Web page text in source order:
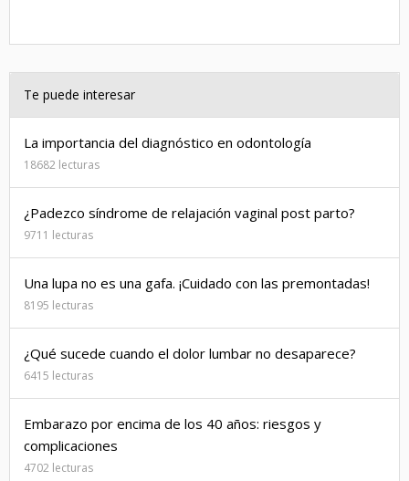
Te puede interesar
La importancia del diagnóstico en odontología
18682 lecturas
¿Padezco síndrome de relajación vaginal post parto?
9711 lecturas
Una lupa no es una gafa. ¡Cuidado con las premontadas!
8195 lecturas
¿Qué sucede cuando el dolor lumbar no desaparece?
6415 lecturas
Embarazo por encima de los 40 años: riesgos y
complicaciones
4702 lecturas